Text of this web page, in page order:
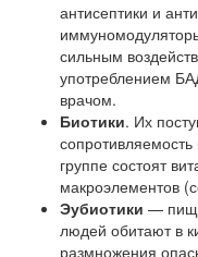
антисептики и
сильным
употреблением
врачом.
Биотики. Их
группе состоят
макроэлементов
Эубиотики —
людей обитают в
размножения